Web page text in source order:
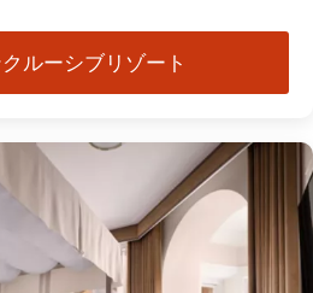
ルーシブリゾート